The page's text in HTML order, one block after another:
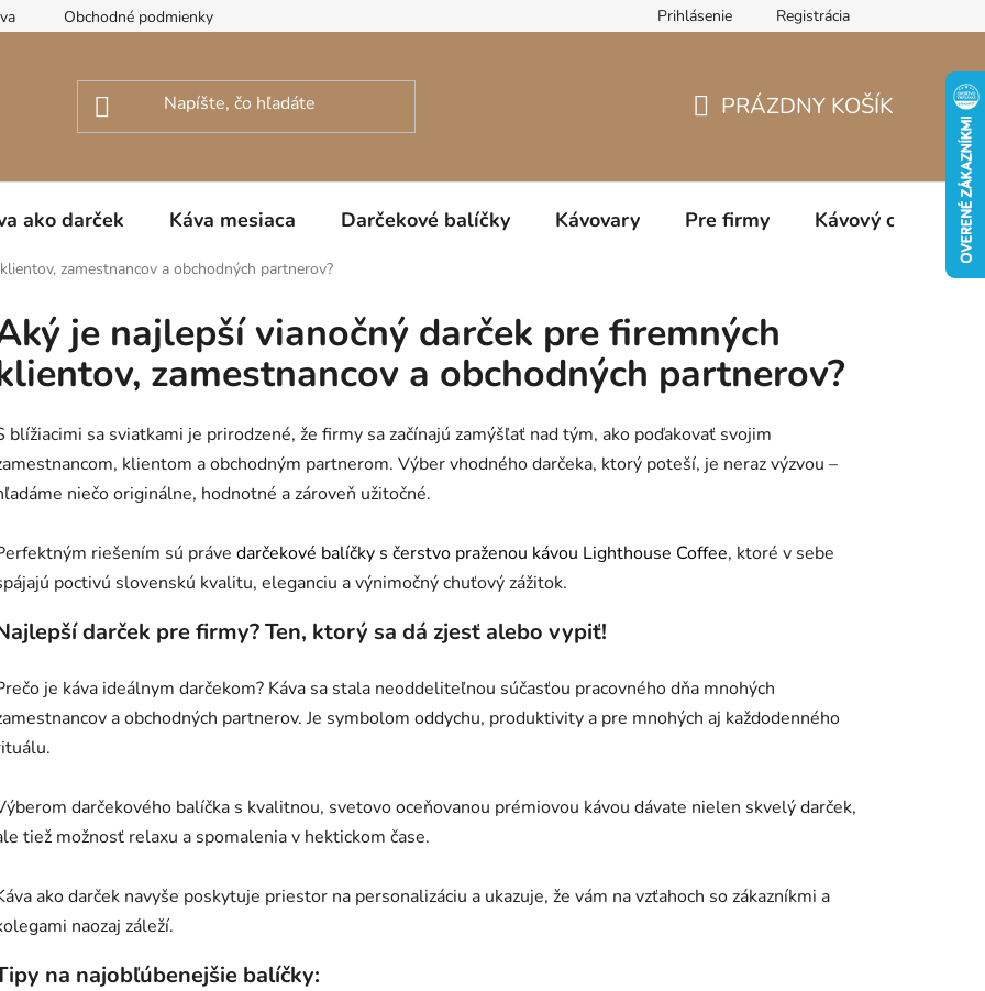
Obchodné podmienky Prihlásenie Registrácia
KOŠÍK
PRÁZDNY KOŠÍK
ako darček Káva mesiaca Darčekové balíčky Kávovary Pre firmy Kávový catering
zamestnancov a obchodných partnerov?
je najlepší vianočný darček pre firemných
zamestnancov a obchodných partnerov?
blížiacimi sa sviatkami je prirodzené, že firmy sa začínajú zamýšľať nad tým, ako poďakovať svojim
klientom a obchodným partnerom. Výber vhodného darčeka, ktorý poteší, je neraz výzvou –
niečo originálne, hodnotné a zároveň užitočné.
riešením sú práve darčekové balíčky s čerstvo praženou kávou Lighthouse Coffee, ktoré v sebe
poctivú slovenskú kvalitu, eleganciu a výnimočný chuťový zážitok.
darček pre firmy? Ten, ktorý sa dá zjesť alebo vypiť!
je káva ideálnym darčekom? Káva sa stala neoddeliteľnou súčasťou pracovného dňa mnohých
a obchodných partnerov. Je symbolom oddychu, produktivity a pre mnohých aj každodenného
darčekového balíčka s kvalitnou, svetovo oceňovanou prémiovou kávou dávate nielen skvelý darček,
tiež možnosť relaxu a spomalenia v hektickom čase.
ako darček navyše poskytuje priestor na personalizáciu a ukazuje, že vám na vzťahoch so zákazníkmi a
naozaj záleží.
na najobľúbenejšie balíčky: